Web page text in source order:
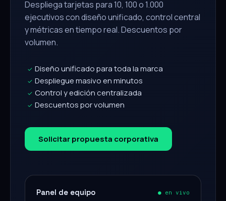
Despliega tarjetas para 10, 100 o 1.000
ejecutivos con diseño unificado, control central
y métricas en tiempo real. Descuentos por
volumen.
✓ Diseño unificado para toda la marca
✓ Despliegue masivo en minutos
✓ Control y edición centralizada
✓ Descuentos por volumen
Solicitar propuesta corporativa
Panel de equipo ● en vivo